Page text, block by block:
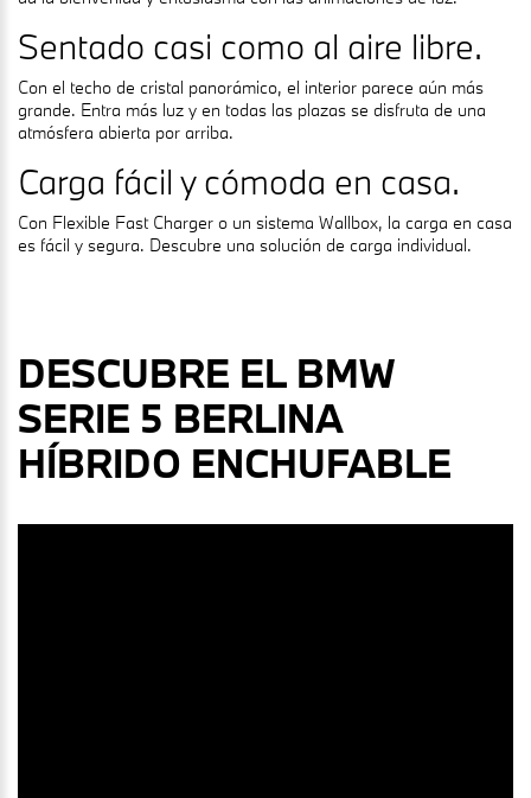
Sentado casi como al aire libre.
Con el techo de cristal panorámico, el interior parece aún más
grande. Entra más luz y en todas las plazas se disfruta de una
atmósfera abierta por arriba.
Carga fácil y cómoda en casa.
Con Flexible Fast Charger o un sistema Wallbox, la carga en casa
es fácil y segura. Descubre una solución de carga individual.
DESCUBRE EL BMW
SERIE 5 BERLINA
HÍBRIDO ENCHUFABLE